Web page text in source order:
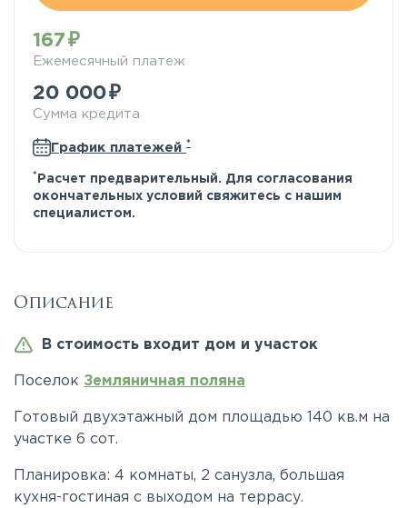
167
Ежемесячный платеж
20 000
Сумма кредита
График платежей *
* Расчет предварительный. Для согласования
окончательных условий свяжитесь с нашим
специалистом.
Описание
В стоимость входит дом и участок
Поселок Земляничная поляна
Готовый двухэтажный дом площадью 140 кв.м на
участке 6 сот.
Планировка: 4 комнаты, 2 санузла, большая
кухня-гостиная с выходом на террасу.